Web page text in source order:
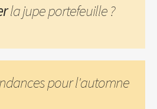
la jupe portefeuille ?
pour l'automne